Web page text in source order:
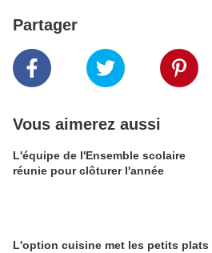
Partager
Vous aimerez aussi
L'équipe de l'Ensemble scolaire
réunie pour clôturer l'année
L'option cuisine met les petits plats